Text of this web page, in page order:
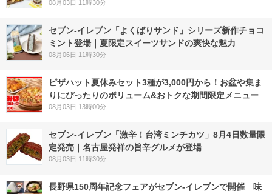
08月03日 11時30分
セブン‐イレブン「よくばりサンド」シリーズ新作チョコ
ミント登場｜夏限定スイーツサンドの爽快な魅力
08月06日 11時30分
ピザハット夏休みセット3種が3,000円から！お盆や集ま
りにぴったりのボリューム&おトクな期間限定メニュー
08月03日 13時00分
セブン-イレブン「激辛！台湾ミンチカツ」8月4日数量限
定発売｜名古屋発祥の旨辛グルメが登場
08月03日 11時30分
長野県150周年記念フェアがセブン-イレブンで開催 味